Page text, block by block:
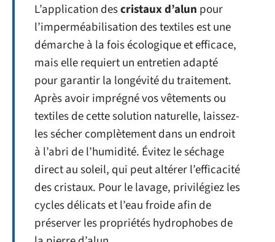
L’application descristaux d’alun pour
l’imperméabilisation des textiles est une
démarche à la fois écologique et efficace,
mais elle requiert un entretien adapté
pour garantir la longévité du traitement.
Après avoir imprégné vos vêtements ou
textiles de cette solution naturelle, laissez-
les sécher complètement dans un endroit
à l’abri de l’humidité. Évitez le séchage
direct au soleil, qui peut altérer l’efficacité
des cristaux. Pour le lavage, privilégiez les
cycles délicats et l’eau froide afin de
préserver les propriétés hydrophobes de